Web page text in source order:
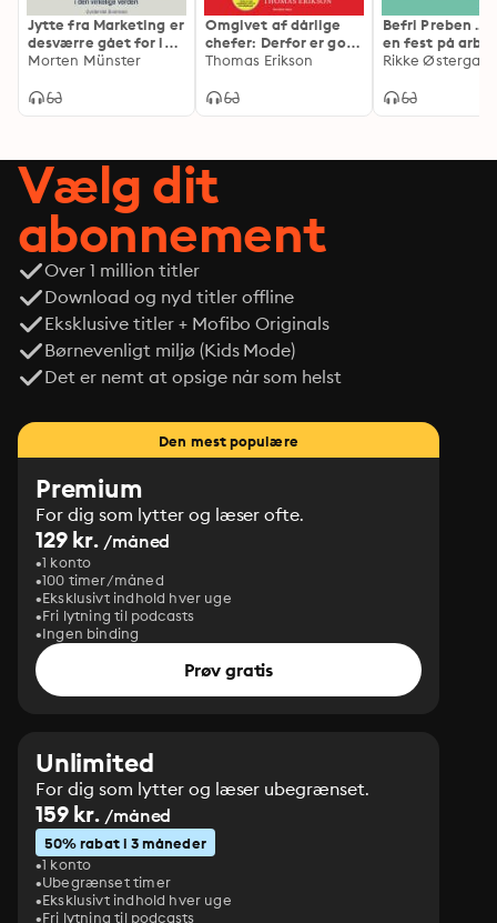
Jytte fra Marketing er
desværre gået for i
dag: Sådan bruger du
skabe forandringer i
Morten Münster
Omgivet af dårlige
chefer: Derfor er godt
lederskab sjældent
Thomas Erikson
Befri Preben ...
en fest på
igen
Rikke
Vælg dit
abonnement
Over 1 million titler
Download og nyd titler offline
Eksklusive titler + Mofibo Originals
Børnevenligt miljø (Kids Mode)
Det er nemt at opsige når som helst
Den mest populære
Premium
For dig som lytter og læser ofte.
129 kr. /måned
1 konto
100 timer/måned
Eksklusivt indhold hver uge
Fri lytning til podcasts
Ingen binding
Prøv gratis
Unlimited
For dig som lytter og læser ubegrænset.
159 kr. /måned
50% rabat i 3 måneder
1 konto
Ubegrænset timer
Eksklusivt indhold hver uge
Fri lytning til podcasts